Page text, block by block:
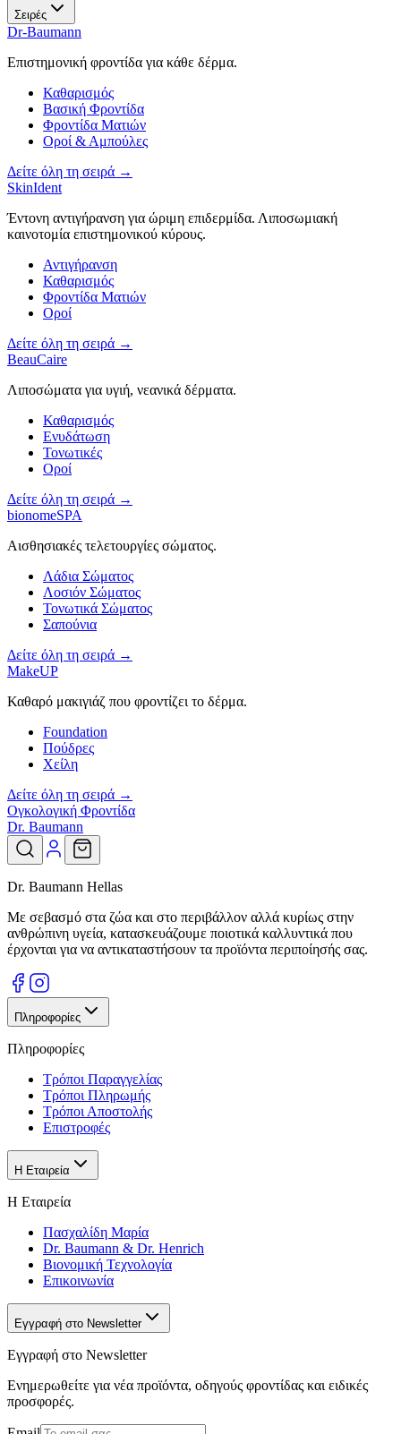
Σειρές
Dr-Baumann
Επιστημονική φροντίδα για κάθε δέρμα.
Καθαρισμός
Βασική Φροντίδα
Φροντίδα Ματιών
Οροί & Αμπούλες
Δείτε όλη τη σειρά →
SkinIdent
Έντονη αντιγήρανση για ώριμη επιδερμίδα. Λιποσωμιακή
καινοτομία επιστημονικού κύρους.
Αντιγήρανση
Καθαρισμός
Φροντίδα Ματιών
Οροί
Δείτε όλη τη σειρά →
BeauCaire
Λιποσώματα για υγιή, νεανικά δέρματα.
Καθαρισμός
Ενυδάτωση
Τονωτικές
Οροί
Δείτε όλη τη σειρά →
bionomeSPA
Αισθησιακές τελετουργίες σώματος.
Λάδια Σώματος
Λοσιόν Σώματος
Τονωτικά Σώματος
Σαπούνια
Δείτε όλη τη σειρά →
MakeUP
Καθαρό μακιγιάζ που φροντίζει το δέρμα.
Foundation
Πούδρες
Χείλη
Δείτε όλη τη σειρά →
Ογκολογική Φροντίδα
Dr. Baumann
Dr. Baumann Hellas
Με σεβασμό στα ζώα και στο περιβάλλον αλλά κυρίως στην
ανθρώπινη υγεία, κατασκευάζουμε ποιοτικά καλλυντικά που
έρχονται για να αντικαταστήσουν τα προϊόντα περιποίησής σας.
Πληροφορίες
Πληροφορίες
Τρόποι Παραγγελίας
Τρόποι Πληρωμής
Τρόποι Αποστολής
Επιστροφές
Η Εταιρεία
Η Εταιρεία
Πασχαλίδη Μαρία
Dr. Baumann & Dr. Henrich
Βιονομική Τεχνολογία
Επικοινωνία
Εγγραφή στο Newsletter
Εγγραφή στο Newsletter
Ενημερωθείτε για νέα προϊόντα, οδηγούς φροντίδας και ειδικές
προσφορές.